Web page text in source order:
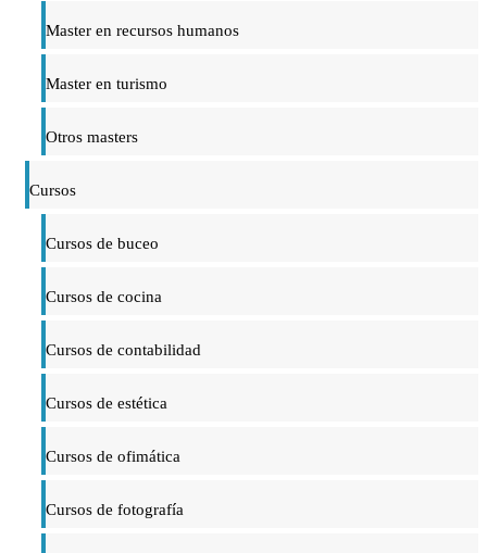
Master en recursos humanos
Master en turismo
Otros masters
Cursos
Cursos de buceo
Cursos de cocina
Cursos de contabilidad
Cursos de estética
Cursos de ofimática
Cursos de fotografía